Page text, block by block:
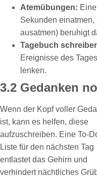
Atemübungen:
Sekunden
ausatmen) beruhigt
Tagebuch
Ereignisse des
lenken.
3.2 Gedanken
Wenn der Kopf voller
ist, kann es helfen, diese
aufzuschreiben. Eine To-
Liste für den nächsten Tag
entlastet das Gehirn und
verhindert nächtliches